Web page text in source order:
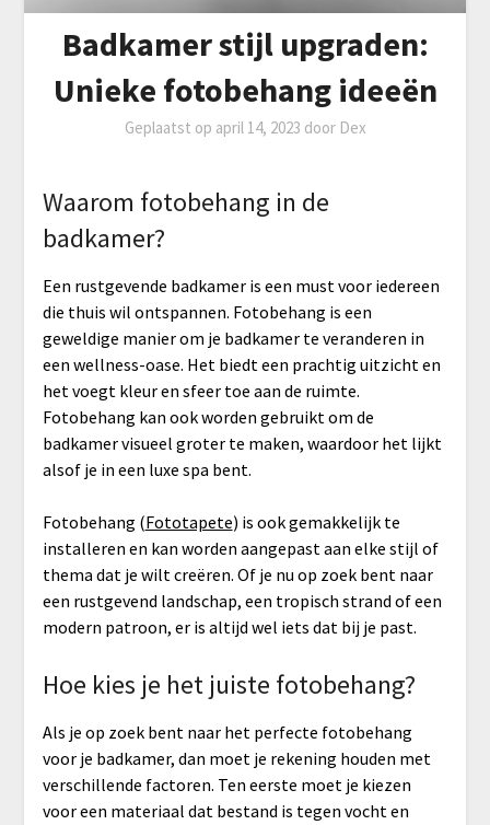
Badkamer stijl upgraden:
Unieke fotobehang ideeën
Geplaatst op april 14, 2023 door Dex
Waarom fotobehang in de
badkamer?
Een rustgevende badkamer is een must voor iedereen
die thuis wil ontspannen. Fotobehang is een
geweldige manier om je badkamer te veranderen in
een wellness-oase. Het biedt een prachtig uitzicht en
het voegt kleur en sfeer toe aan de ruimte.
Fotobehang kan ook worden gebruikt om de
badkamer visueel groter te maken, waardoor het lijkt
alsof je in een luxe spa bent.
Fotobehang (Fototapete) is ook gemakkelijk te
installeren en kan worden aangepast aan elke stijl of
thema dat je wilt creëren. Of je nu op zoek bent naar
een rustgevend landschap, een tropisch strand of een
modern patroon, er is altijd wel iets dat bij je past.
Hoe kies je het juiste fotobehang?
Als je op zoek bent naar het perfecte fotobehang
voor je badkamer, dan moet je rekening houden met
verschillende factoren. Ten eerste moet je kiezen
voor een materiaal dat bestand is tegen vocht en